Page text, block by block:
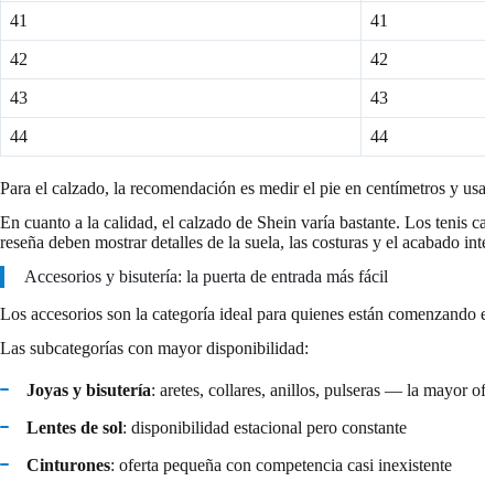
41 41
42 42
43 43
44 44
Para el calzado, la recomendación es medir el pie en centímetros y
En cuanto a la calidad, el calzado de Shein varía bastante. Los tenis
reseña deben mostrar detalles de la suela, las costuras y el acabado
Accesorios y bisutería: la puerta de entrada más fácil
Los accesorios son la categoría ideal para quienes están
Las subcategorías con mayor disponibilidad:
Joyas y bisutería: aretes, collares, anillos, pulseras — la mayor
Lentes de sol: disponibilidad estacional pero constante
Cinturones: oferta pequeña con competencia casi inexistente